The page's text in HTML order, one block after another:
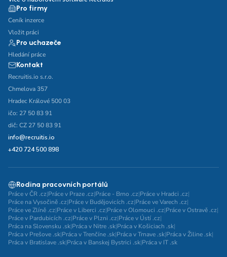
Krátkodobá práce
Vzdělání
Vzdělání není podstatné
Odborné vyučení bez maturity
Středoškolské nebo odborné vyučení s maturitou
Vyšší odborné
MBA, MBT, postgraduální studium
Pro firmy
Ceník inzerce
Vložit práci
Pro uchazeče
Hledání práce
Kontakt
Recruitis.io s.r.o.
Chmelova 357
Hradec Králové 500 03
ičo: 27 50 83 91
dič: CZ 27 50 83 91
info@recruitis.io
+420 724 500 898
Rodina pracovních portálů
Práce v ČR .cz|Práce v Praze .cz|Práce - Brno .cz|Práce v Hradci .cz|
Práce na Vysočině .cz|Práce v Budějovicích .cz|Práce ve Varech .cz|
Práce ve Zlíně .cz|Práce v Liberci .cz|Práce v Olomouci .cz|Práce v Ostravě .cz|
Práce v Pardubicích .cz|Práce v Plzni .cz|Práce v Ústí .cz|
Práca na Slovensku .sk|Práca v Nitre .sk|Práca v Košiciach .sk|
Práca v Prešove .sk|Práca v Trenčíne .sk|Práca v Trnave .sk|Práca v Žiline .sk|
Práca v Bratislave .sk|Práca v Banskej Bystrici .sk|Práca v IT .sk